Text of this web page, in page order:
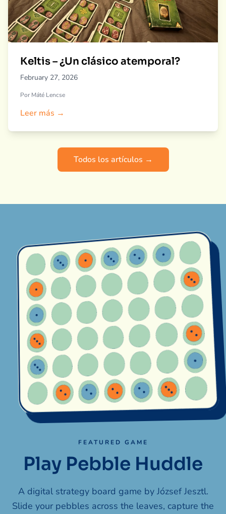
Keltis – ¿Un clásico atemporal?
February 27, 2026
Por Máté Lencse
Leer más →
Todos los artículos →
FEATURED GAME
Play Pebble Huddle
A digital strategy board game by József Jesztl.
Slide your pebbles across the leaves, capture the